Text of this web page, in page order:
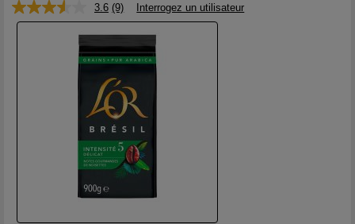
3.6 Lire
9
avis.
Lien
sur
la
même
page.
(9) Interrogez un utilisateur